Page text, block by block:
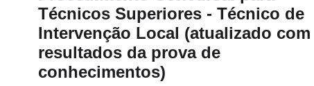
Técnicos Superiores - Técnico de
Intervenção Local (atualizado com
resultados da prova de
conhecimentos)